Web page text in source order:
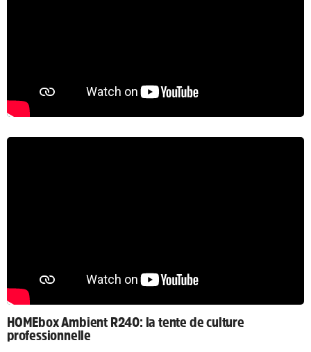
HOMEbox Ambient R240: la tente de culture
professionnelle